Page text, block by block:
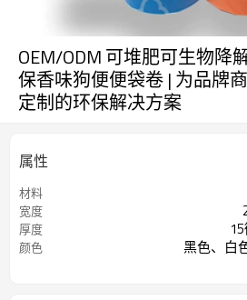
OEM/ODM 可堆肥可生物降
保香味狗便便袋卷 | 为品牌
定制的环保解决方案
属性
材料
宽度
厚度
颜色
黑色、白